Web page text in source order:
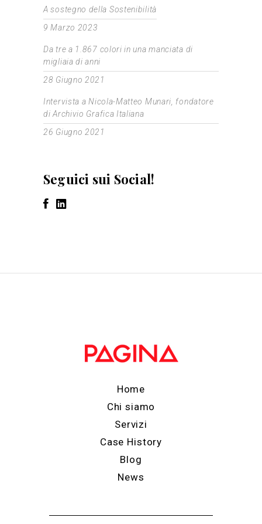
A sostegno della Sostenibilità
9 Marzo 2023
Da tre a 1.867 colori in una manciata di
migliaia di anni
28 Giugno 2021
Intervista a Nicola-Matteo Munari, fondatore
di Archivio Grafica Italiana
26 Giugno 2021
Seguici sui Social!
Home
Chi siamo
Servizi
Case History
Blog
News